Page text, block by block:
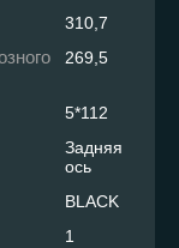
310,7
269,5
5*112
Задняя
ось
BLACK
1